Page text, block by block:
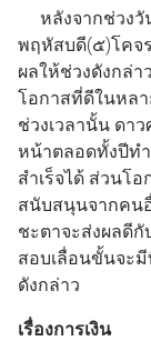
หลังจากช่วงวัน
พฤหัสบดี(๕)โคจร
ผลให้ช่วงดังกล่า
โอกาสที่ดีในหลา
ช่วงเวลานั้น ดาว
หน้าตลอดทั้งปีท
สำเร็จได้ ส่วนโ
สนับสนุนจากคน
ชะตาจะส่งผลดี
สอบเลื่อนขั้นจะมี
ดังกล่าว
เรื่องการเงิน